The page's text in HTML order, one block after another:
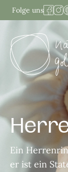
Zum
Inhalt
springen
Folge uns
Ein
er ist ein